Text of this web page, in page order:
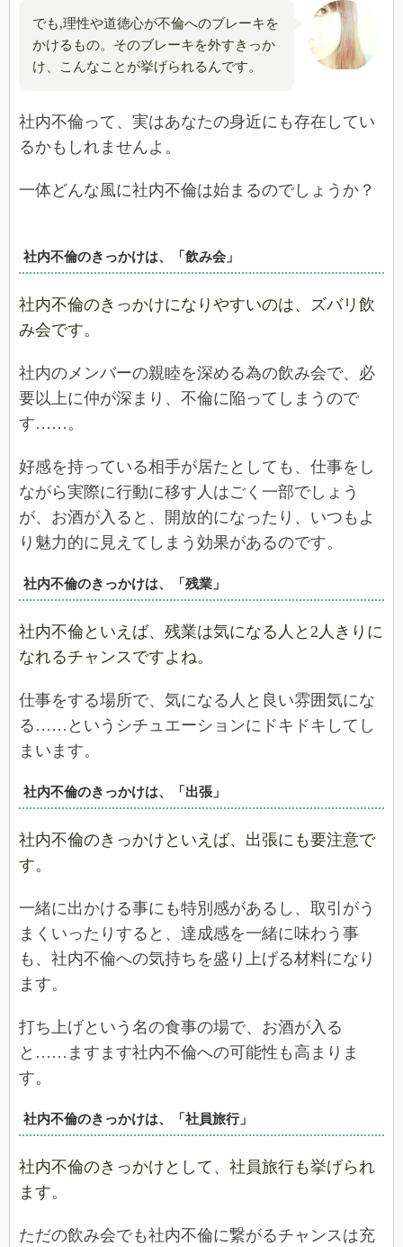
でも,理性や道徳心が不倫へのブレーキを
かけるもの。そのブレーキを外すきっか
け、こんなことが挙げられるんです。
社内不倫って、実はあなたの身近にも存在してい
るかもしれませんよ。
一体どんな風に社内不倫は始まるのでしょうか？
社内不倫のきっかけは、「飲み会」
社内不倫のきっかけになりやすいのは、ズバリ飲
み会です。
社内のメンバーの親睦を深める為の飲み会で、必
要以上に仲が深まり、不倫に陥ってしまうので
す……。
好感を持っている相手が居たとしても、仕事をし
ながら実際に行動に移す人はごく一部でしょう
が、お酒が入ると、開放的になったり、いつもよ
り魅力的に見えてしまう効果があるのです。
社内不倫のきっかけは、「残業」
社内不倫といえば、残業は気になる人と2人きりに
なれるチャンスですよね。
仕事をする場所で、気になる人と良い雰囲気にな
る……というシチュエーションにドキドキしてし
まいます。
社内不倫のきっかけは、「出張」
社内不倫のきっかけといえば、出張にも要注意で
す。
一緒に出かける事にも特別感があるし、取引がう
まくいったりすると、達成感を一緒に味わう事
も、社内不倫への気持ちを盛り上げる材料になり
ます。
打ち上げという名の食事の場で、お酒が入る
と……ますます社内不倫への可能性も高まりま
す。
社内不倫のきっかけは、「社員旅行」
社内不倫のきっかけとして、社員旅行も挙げられ
ます。
ただの飲み会でも社内不倫に繋がるチャンスは充